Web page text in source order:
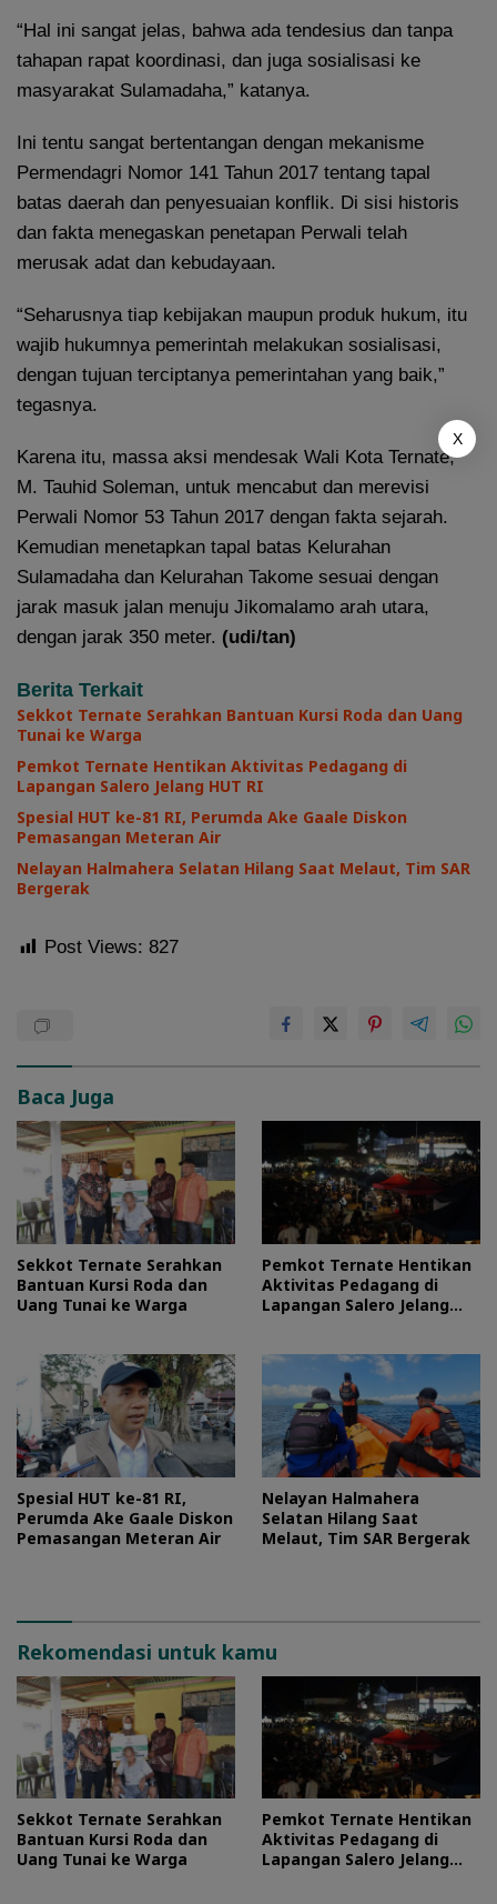
“Hal ini sangat jelas, bahwa ada tendesius dan tanpa
tahapan rapat koordinasi, dan juga sosialisasi ke
masyarakat Sulamadaha,” katanya.
Ini tentu sangat bertentangan dengan mekanisme
Permendagri Nomor 141 Tahun 2017 tentang tapal
batas daerah dan penyesuaian konflik. Di sisi historis
dan fakta menegaskan penetapan Perwali telah
merusak adat dan kebudayaan.
“Seharusnya tiap kebijakan maupun produk hukum, itu
wajib hukumnya pemerintah melakukan sosialisasi,
dengan tujuan terciptanya pemerintahan yang baik,”
tegasnya.
Karena itu, massa aksi mendesak Wali Kota Ternate,
M. Tauhid Soleman, untuk mencabut dan merevisi
Perwali Nomor 53 Tahun 2017 dengan fakta sejarah.
Kemudian menetapkan tapal batas Kelurahan
Sulamadaha dan Kelurahan Takome sesuai dengan
jarak masuk jalan menuju Jikomalamo arah utara,
dengan jarak 350 meter. (udi/tan)
Berita Terkait
Sekkot Ternate Serahkan Bantuan Kursi Roda dan Uang
Tunai ke Warga
Pemkot Ternate Hentikan Aktivitas Pedagang di
Lapangan Salero Jelang HUT RI
Spesial HUT ke-81 RI, Perumda Ake Gaale Diskon
Pemasangan Meteran Air
Nelayan Halmahera Selatan Hilang Saat Melaut, Tim SAR
Bergerak
Post Views: 827
Baca Juga
Sekkot Ternate Serahkan
Bantuan Kursi Roda dan
Uang Tunai ke Warga
Pemkot Ternate Hentikan
Aktivitas Pedagang di
Lapangan Salero Jelang
Spesial HUT ke-81 RI,
Perumda Ake Gaale Diskon
Pemasangan Meteran Air
Nelayan Halmahera
Selatan Hilang Saat
Melaut, Tim SAR Bergerak
Rekomendasi untuk kamu
Sekkot Ternate Serahkan
Bantuan Kursi Roda dan
Uang Tunai ke Warga
Pemkot Ternate Hentikan
Aktivitas Pedagang di
Lapangan Salero Jelang
X